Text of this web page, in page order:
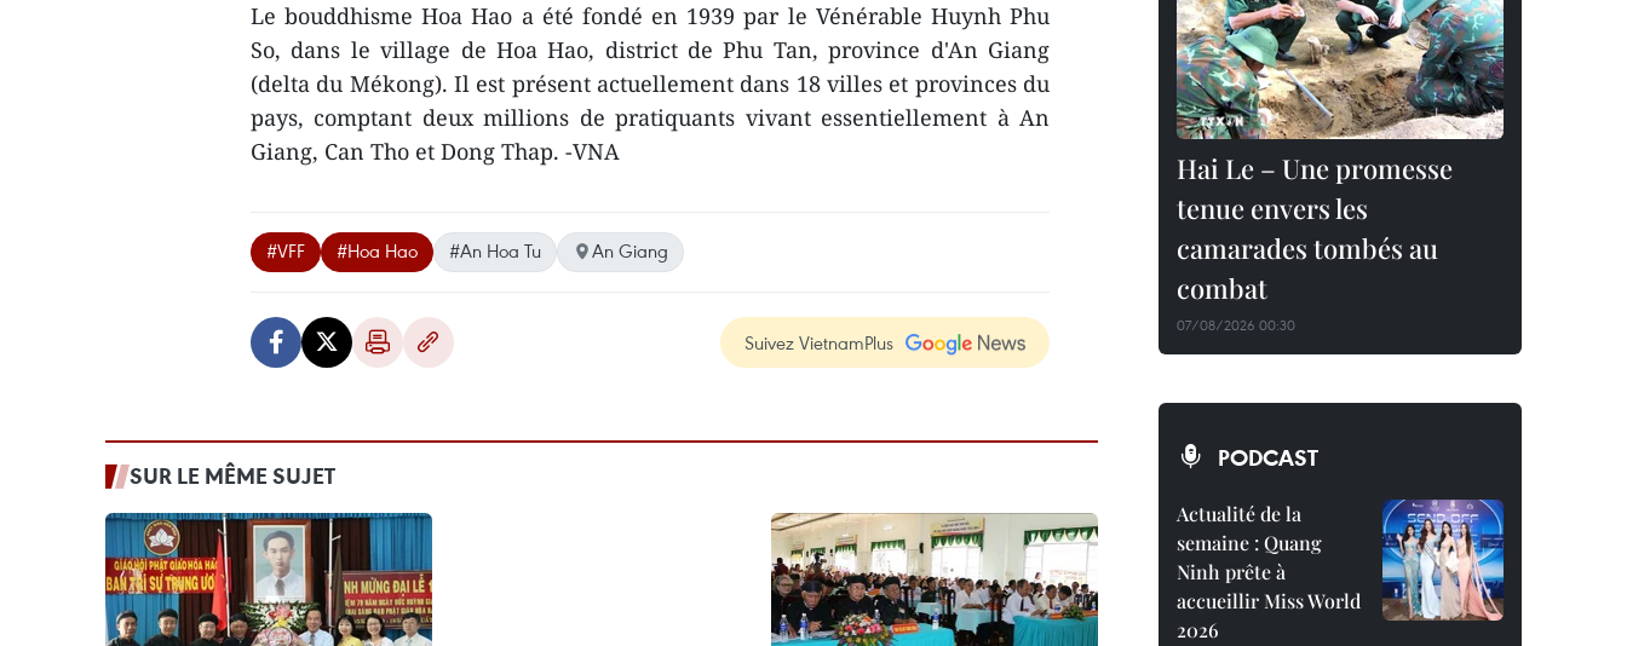
Le bouddhisme Hoa Hao a été fondé en 1939 par le Vénérable Huynh Phu
So, dans le village de Hoa Hao, district de Phu Tan, province d'An Giang
(delta du Mékong). Il est présent actuellement dans 18 villes et provinces du
pays, comptant deux millions de pratiquants vivant essentiellement à An
Giang, Can Tho et Dong Thap. -VNA
#VFF #Hoa Hao #An Hoa Tu An Giang
Suivez VietnamPlus
SUR LE MÊME SUJET
Hai Le – Une promesse
tenue envers les
camarades tombés au
combat
07/08/2026 00:30
PODCAST
Actualité de la
semaine : Quang
Ninh prête à
accueillir Miss World
2026